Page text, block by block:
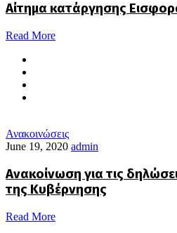
Αίτημα κατάργησης
Read More
Ανακοινώσεις
June 19, 2020 admin
Ανακοίνωση για τις
της Κυβέρνησης
Read More